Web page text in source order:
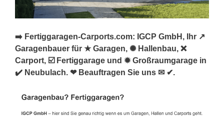
➡️ Fertiggaragen-Carports.com: IGCP GmbH, Ihr ↗️
Garagenbauer für ★ Garagen, ✺ Hallenbau, ❌
Carport, ☑️ Fertiggarage und ✹ Großraumgarage in
✔️ Neubulach. ❤ Beauftragen Sie uns ✉ ✔.